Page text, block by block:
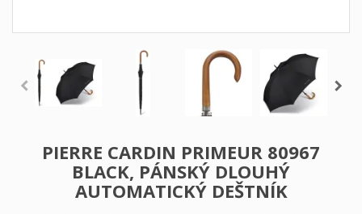
PIERRE CARDIN PRIMEUR 80967
BLACK, PÁNSKÝ DLOUHÝ
AUTOMATICKÝ DEŠTNÍK